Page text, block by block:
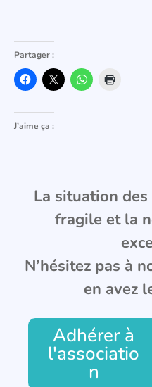
Partager :
J’aime ça :
La situation
fragile et la
N’hésitez pas à
en avez
Adhérer à
l'associatio
n